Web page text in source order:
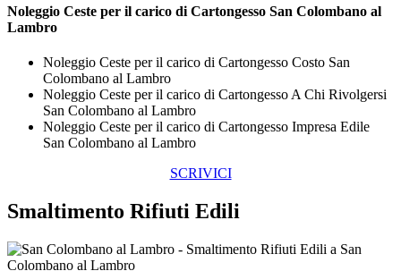
Noleggio Ceste per il carico di Cartongesso San Colombano al
Lambro
Noleggio Ceste per il carico di Cartongesso Costo San
Colombano al Lambro
Noleggio Ceste per il carico di Cartongesso A Chi Rivolgersi
San Colombano al Lambro
Noleggio Ceste per il carico di Cartongesso Impresa Edile
San Colombano al Lambro
SCRIVICI
Smaltimento Rifiuti Edili